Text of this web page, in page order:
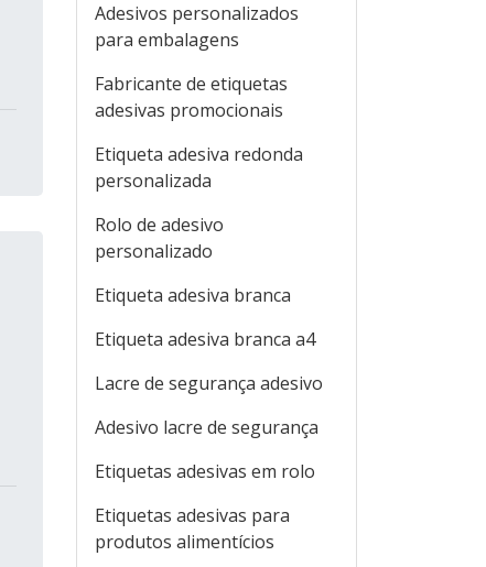
Adesivos personalizados
para embalagens
Fabricante de etiquetas
adesivas promocionais
Etiqueta adesiva redonda
personalizada
Rolo de adesivo
personalizado
Etiqueta adesiva branca
Etiqueta adesiva branca a4
Lacre de segurança adesivo
Adesivo lacre de segurança
Etiquetas adesivas em rolo
Etiquetas adesivas para
produtos alimentícios